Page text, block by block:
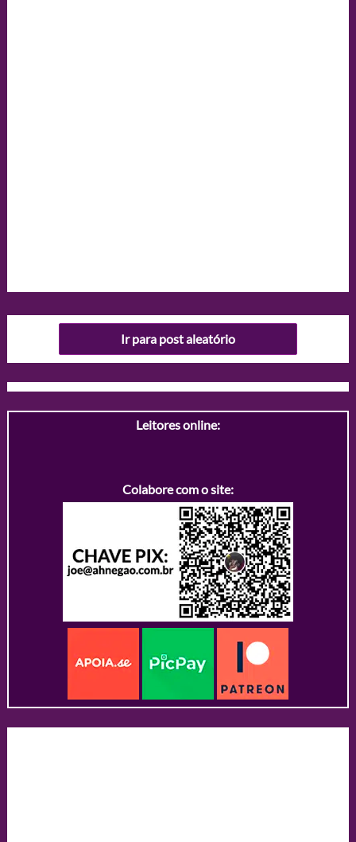
Ir para post aleatório
Leitores online:
Colabore com o site: